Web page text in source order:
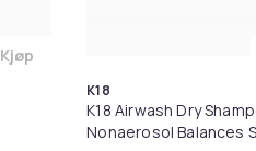
Legg Toppik - 27,5g - Dark
Kjøp
K18
K18 Airwash Dry
Nonaerosol Balances